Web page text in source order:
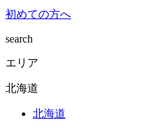
初めての方へ
search
エリア
北海道
北海道